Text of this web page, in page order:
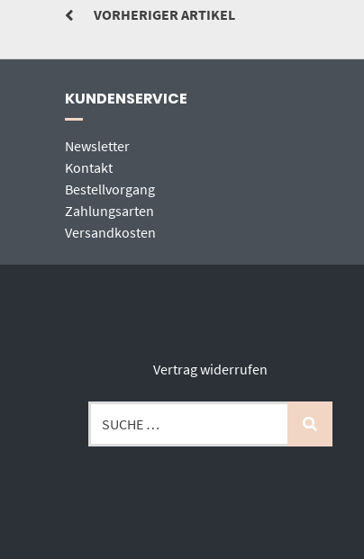
VORHERIGER ARTIKEL
KUNDENSERVICE
Newsletter
Kontakt
Bestellvorgang
Zahlungsarten
Versandkosten
Vertrag widerrufen